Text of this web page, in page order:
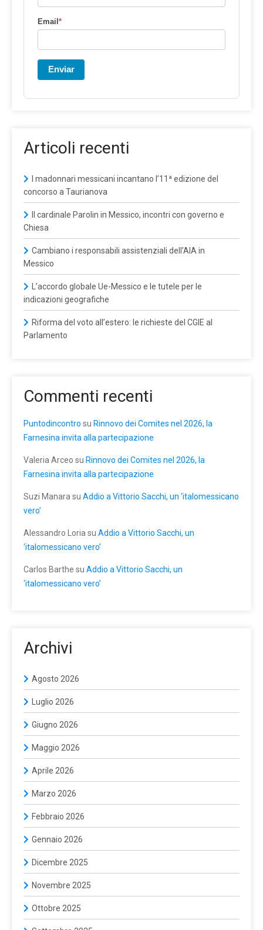
Email*
Enviar
Articoli recenti
I madonnari messicani incantano l’11ª edizione del
concorso a Taurianova
Il cardinale Parolin in Messico, incontri con governo e
Chiesa
Cambiano i responsabili assistenziali dell’AIA in
Messico
L’accordo globale Ue-Messico e le tutele per le
indicazioni geografiche
Riforma del voto all’estero: le richieste del CGIE al
Parlamento
Commenti recenti
Puntodincontro su Rinnovo dei Comites nel 2026, la
Farnesina invita alla partecipazione
Valeria Arceo su Rinnovo dei Comites nel 2026, la
Farnesina invita alla partecipazione
Suzi Manara su Addio a Vittorio Sacchi, un ‘italomessicano
vero’
Alessandro Loria su Addio a Vittorio Sacchi, un
‘italomessicano vero’
Carlos Barthe su Addio a Vittorio Sacchi, un
‘italomessicano vero’
Archivi
Agosto 2026
Luglio 2026
Giugno 2026
Maggio 2026
Aprile 2026
Marzo 2026
Febbraio 2026
Gennaio 2026
Dicembre 2025
Novembre 2025
Ottobre 2025